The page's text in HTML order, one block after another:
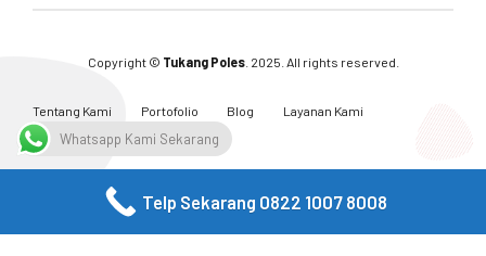
Copyright © Tukang Poles. 2025. All rights reserved.
Tentang Kami Portofolio Blog
Layanan Kami
Kontak Kami
Facebook Twitter Instagram Email
Whatsapp Kami Sekarang
Telp Sekarang 0822 1007 8008